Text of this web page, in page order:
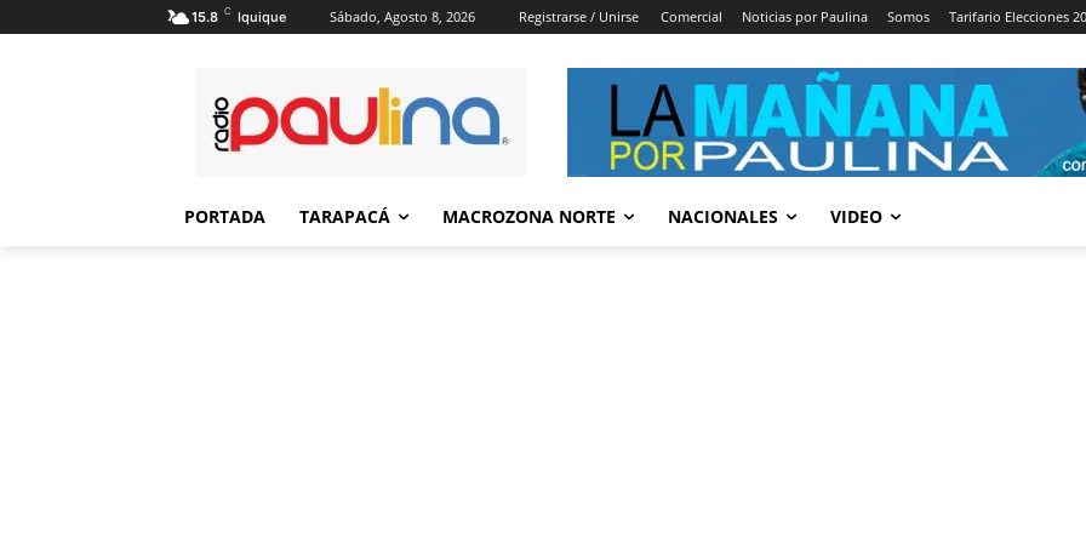
15.8 C Iquique Sábado, Agosto 8, 2026 Registrarse / Unirse Comercial Noticias por Paulina Somos Tarifario Elecciones
PORTADA TARAPACÁ MACROZONA NORTE NACIONALES VIDEO